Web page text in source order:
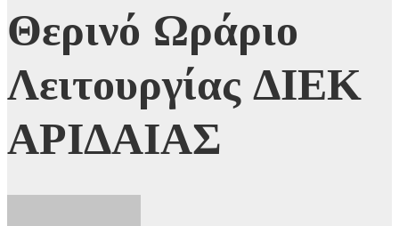
Θερινό Ωράριο
Λειτουργίας ΔΙΕΚ
ΑΡΙΔΑΙΑΣ